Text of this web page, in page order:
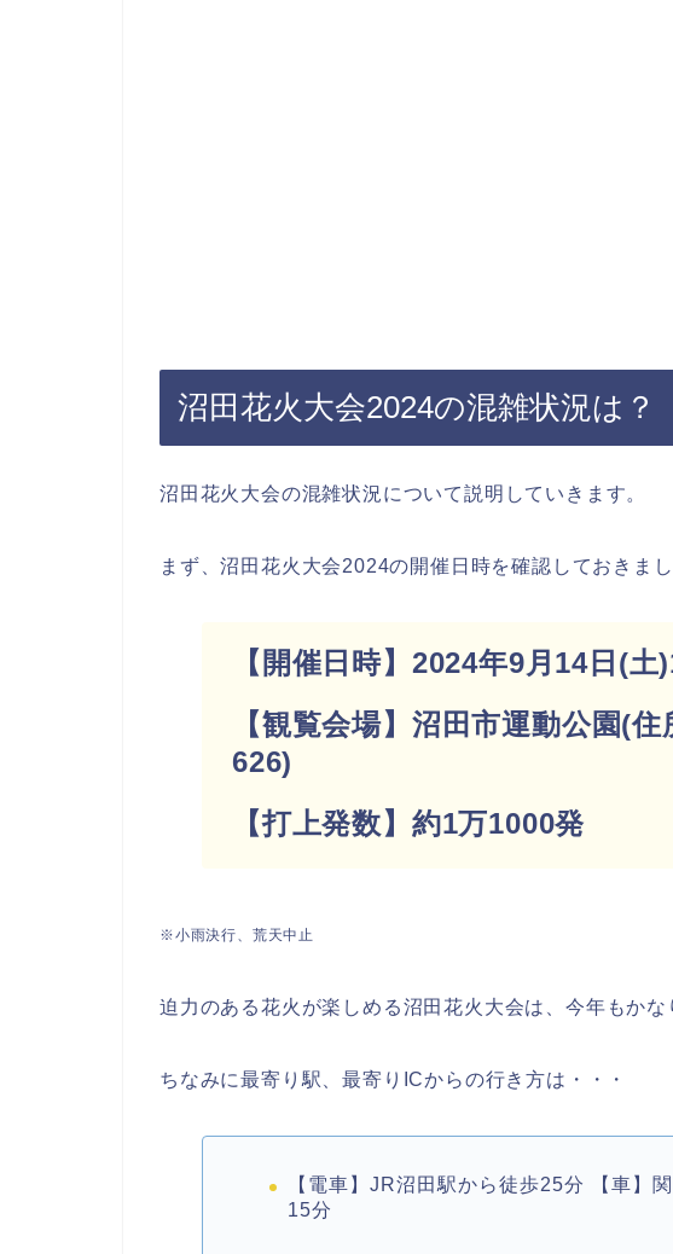
沼田花火大会2024の混雑状況は？
沼田花火大会の混雑状況について説明していきます。
まず、沼田花火大会2024の開催日時を確認しておきまし
【開催日時】2024年9月14日(
【観覧会場】沼田市運動公園(
626)
【打上発数】約1万1000発
※小雨決行、荒天中止
迫力のある花火が楽しめる沼田花火大会は、今年もかな
ちなみに最寄り駅、最寄りICからの行き方は・・・
【電車】JR沼田駅から徒歩25分 【車】
15分